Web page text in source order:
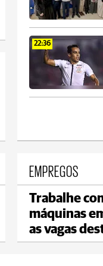
22:36
EMPREGOS
Trabalhe
máquinas
as vagas